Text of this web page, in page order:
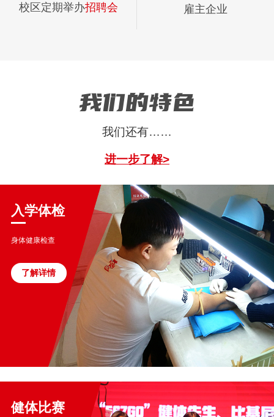
校区定期举办招聘会 雇主企业
我们的特色
我们还有……
进一步了解>
入学体检
身体健康检查
了解详情
健体比赛